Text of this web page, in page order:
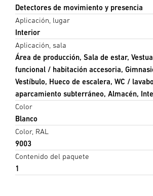
Detectores de movimiento y presencia
Aplicación, lugar
Interior
Aplicación, sala
Área de producción, Sala de estar,
funcional / habitación accesoria,
Vestíbulo, Hueco de escalera, WC /
aparcamiento subterráneo, Almacén,
Color
Blanco
Color, RAL
9003
Contenido del paquete
1